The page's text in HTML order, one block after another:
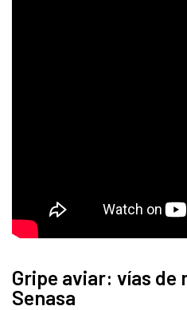
Gripe aviar: vías
Senasa